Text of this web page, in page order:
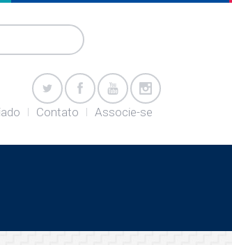
Contato Associe-se